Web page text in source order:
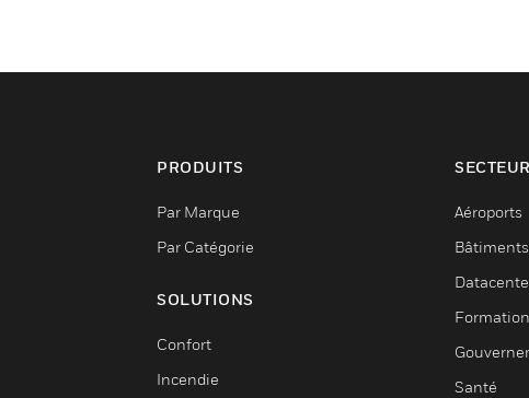
PRODUITS
Par Marque
Par Catégorie
SOLUTIONS
Confort
Incendie
Aéroports
Formation
Santé